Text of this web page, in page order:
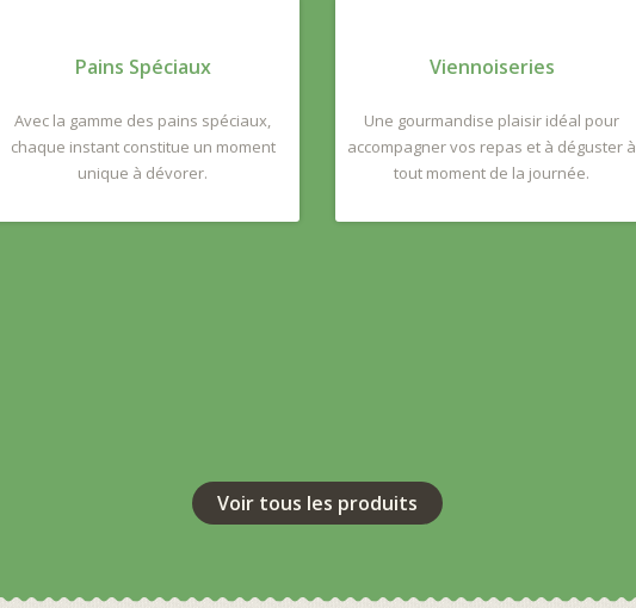
Pains Spéciaux
Avec la gamme des pains spéciaux,
chaque instant constitue un moment
unique à dévorer.
Viennoiseries
Une gourmandise plaisir idéal pour
accompagner vos repas et à déguster à
tout moment de la journée.
Voir tous les produits